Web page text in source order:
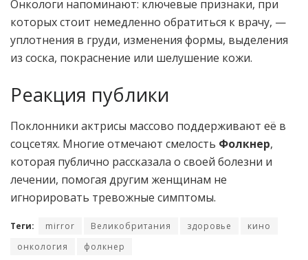
Онкологи напоминают: ключевые признаки, при
которых стоит немедленно обратиться к врачу, —
уплотнения в груди, изменения формы, выделения
из соска, покраснение или шелушение кожи.
Реакция публики
Поклонники актрисы массово поддерживают её в
соцсетях. Многие отмечают смелость Фолкнер,
которая публично рассказала о своей болезни и
лечении, помогая другим женщинам не
игнорировать тревожные симптомы.
Теги: mirror Великобритания здоровье
кино
онкология
фолкнер